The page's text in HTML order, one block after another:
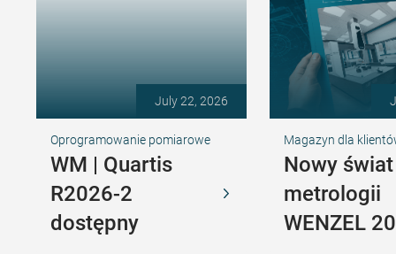
July 22, 2026
Oprogramowanie pomiarowe
WM | Quartis
R2026-2
dostępny
Magazyn dla
Nowy świat
metrologii
WENZEL